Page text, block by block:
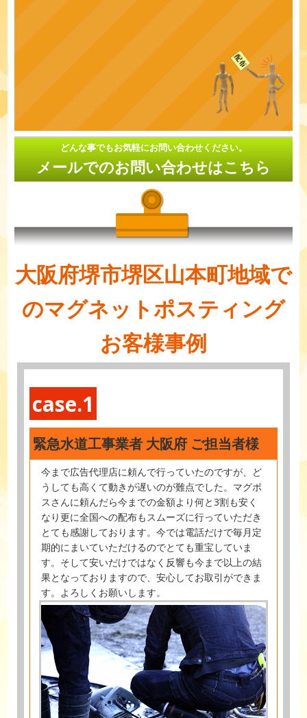
どんな事でもお気軽にお問い合わせください。
メールでのお問い合わせはこちら
大阪府堺市堺区山本町地域で
のマグネットポスティング
お客様事例
case.1
緊急水道工事業者 大阪府 ご担当者様
今まで広告代理店に頼んで行っていたのですが、ど
うしても高くて動きが遅いのが難点でした。マグポ
スさんに頼んだら今までの金額より何と3割も安く
なり更に全国への配布もスムーズに行っていただき
とても感謝しております。今では電話だけで毎月定
期的にまいていただけるのでとても重宝していま
す。そして安いだけではなく反響も今まで以上の結
果となっておりますので、安心してお取引ができま
す。よろしくお願いします。